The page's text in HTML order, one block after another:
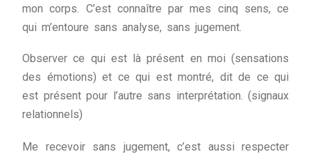
mon corps. C’est connaître par mes cinq sens, ce
qui m’entoure sans analyse, sans jugement.
Observer ce qui est là présent en moi (sensations
des émotions) et ce qui est montré, dit de ce qui
est présent pour l’autre sans interprétation. (signaux
relationnels)
Me recevoir sans jugement, c’est aussi respecter